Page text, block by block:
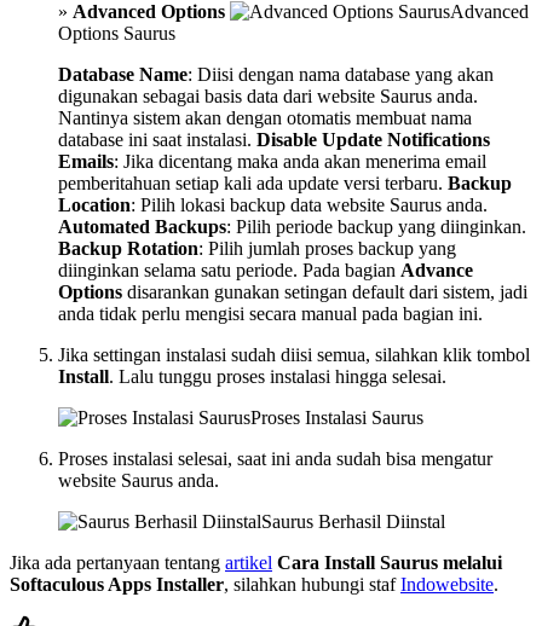
» Advanced Options
Advanced
Options Saurus
Database Name: Diisi dengan nama database yang akan
digunakan sebagai basis data dari website Saurus anda.
Nantinya sistem akan dengan otomatis membuat nama
database ini saat instalasi. Disable Update Notifications
Emails: Jika dicentang maka anda akan menerima email
pemberitahuan setiap kali ada update versi terbaru. Backup
Location: Pilih lokasi backup data website Saurus anda.
Automated Backups: Pilih periode backup yang diinginkan.
Backup Rotation: Pilih jumlah proses backup yang
diinginkan selama satu periode. Pada bagian Advance
Options disarankan gunakan setingan default dari sistem, jadi
anda tidak perlu mengisi secara manual pada bagian ini.
Jika settingan instalasi sudah diisi semua, silahkan klik tombol
Install. Lalu tunggu proses instalasi hingga selesai.
Proses Instalasi Saurus
Proses instalasi selesai, saat ini anda sudah bisa mengatur
website Saurus anda.
Saurus Berhasil Diinstal
Jika ada pertanyaan tentang artikel Cara Install Saurus melalui
Softaculous Apps Installer, silahkan hubungi stafIndowebsite.